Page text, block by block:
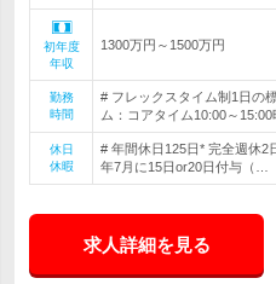
初年度
年収
1300万円～1500万円
勤務
時間
# フレックスタイム制1日の
ム：コアタイム10:00～15:00
休日
休暇
# 年間休日125日* 完全週休
年7月に15日or20日付与（…
求人詳細を見る